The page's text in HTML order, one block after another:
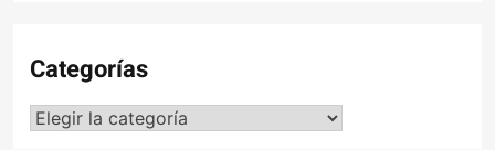
Categorías
Categorías